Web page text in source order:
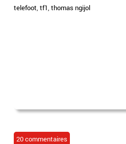
telefoot,tf1,thomas ngijol
20 commentaires